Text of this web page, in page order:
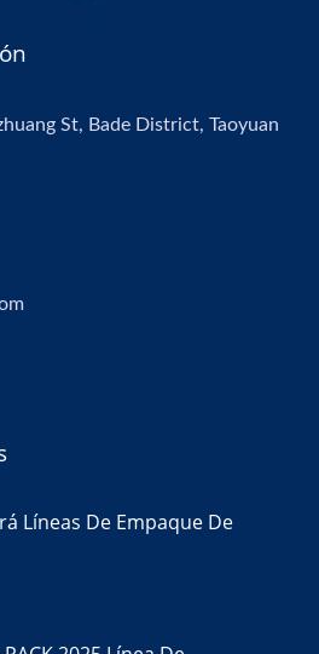
St, Bade District, Taoyuan
Líneas De Empaque De